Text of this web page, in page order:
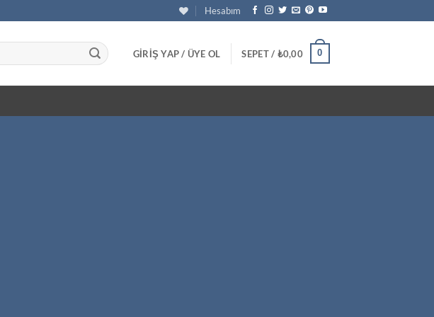
Hesabım
GIRIŞ YAP / ÜYE OL SEPET / ₺0,00 0